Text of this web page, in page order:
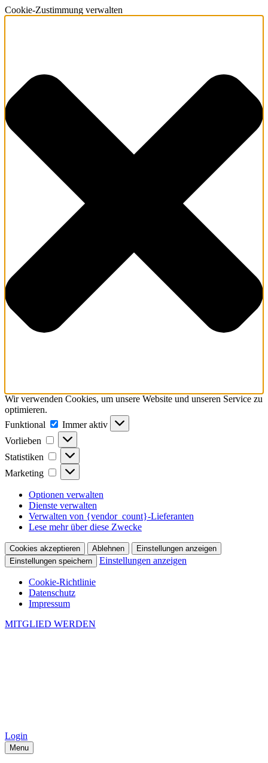
Cookie-Zustimmung verwalten
Wir verwenden Cookies, um unsere Website und unseren Service zu
optimieren.
Funktional
Funktional
Immer aktiv
Vorlieben
Vorlieben
Statistiken Statistiken
Marketing Marketing
Optionen verwalten
Dienste verwalten
Verwalten von {vendor_count}-Lieferanten
Lese mehr über diese Zwecke
Cookies akzeptieren Ablehnen
Einstellungen anzeigen
Einstellungen speichern
Einstellungen anzeigen
Cookie-Richtlinie
Datenschutz
Impressum
MITGLIED WERDEN
Login
Menu